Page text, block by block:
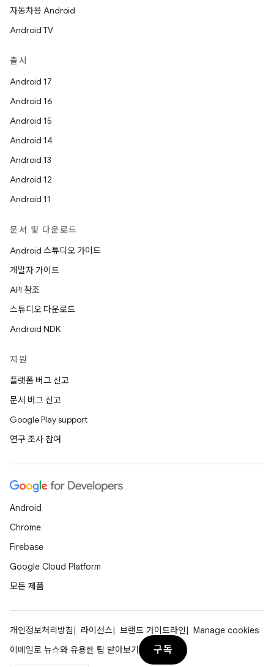
자동차용 Android
Android TV
출시
Android 17
Android 16
Android 15
Android 14
Android 13
Android 12
Android 11
문서 및 다운로드
Android 스튜디오 가이드
개발자 가이드
API 참조
스튜디오 다운로드
Android NDK
지원
플랫폼 버그 신고
문서 버그 신고
Google Play support
연구 조사 참여
Android
Chrome
Firebase
Google Cloud Platform
모든 제품
개인정보처리방침 라이선스 브랜드 가이드라인
Manage cookies
이메일로 뉴스와 유용한 팁 받아보기
구독